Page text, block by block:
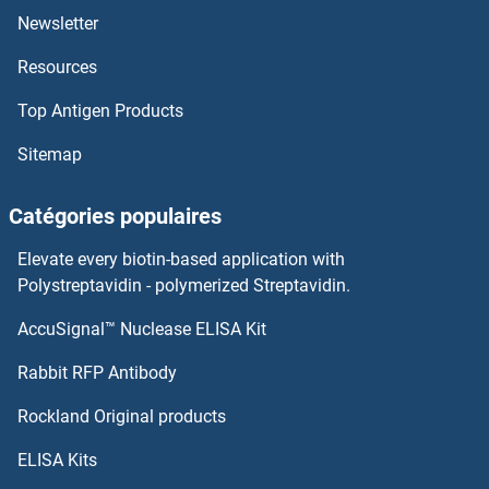
IGFBPI Kits ELISA
IGFBP7 Kits ELISA
IGFBP3 Kits ELISA
IKZF4 Kits ELISA
Newsletter
Resources
Top Antigen Products
Sitemap
Catégories populaires
Elevate every biotin-based application with
Polystreptavidin - polymerized Streptavidin.
AccuSignal™ Nuclease ELISA Kit
Rabbit RFP Antibody
Rockland Original products
ELISA Kits